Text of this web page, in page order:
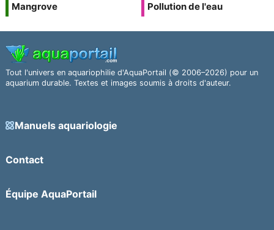
Mangrove
Pollution de l'eau
Tout l'univers en aquariophilie d'AquaPortail (© 2006–2026) pour un
aquarium durable. Textes et images soumis à droits d'auteur.
Manuels aquariologie
Contact
Équipe AquaPortail